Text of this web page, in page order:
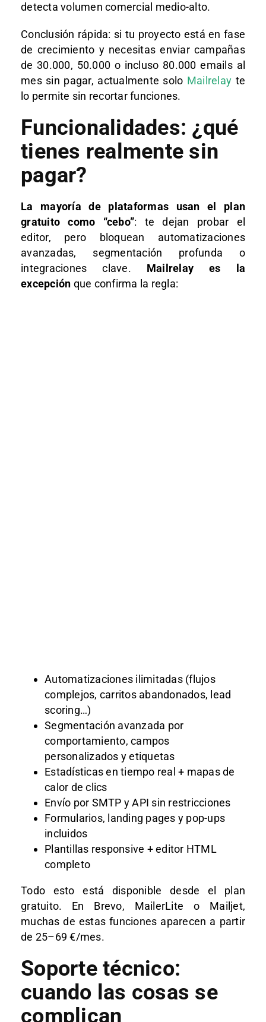
detecta volumen comercial medio-alto.
Conclusión rápida: si tu proyecto está en fase
de crecimiento y necesitas enviar campañas
de 30.000, 50.000 o incluso 80.000 emails al
mes sin pagar, actualmente solo Mailrelay te
lo permite sin recortar funciones.
Funcionalidades: ¿qué
tienes realmente sin
pagar?
La mayoría de plataformas usan el plan
gratuito como “cebo”: te dejan probar el
editor, pero bloquean automatizaciones
avanzadas, segmentación profunda o
integraciones clave. Mailrelay es la
excepción que confirma la regla:
Automatizaciones ilimitadas (flujos
complejos, carritos abandonados, lead
scoring…)
Segmentación avanzada por
comportamiento, campos
personalizados y etiquetas
Estadísticas en tiempo real + mapas de
calor de clics
Envío por SMTP y API sin restricciones
Formularios, landing pages y pop-ups
incluidos
Plantillas responsive + editor HTML
completo
Todo esto está disponible desde el plan
gratuito. En Brevo, MailerLite o Mailjet,
muchas de estas funciones aparecen a partir
de 25–69 €/mes.
Soporte técnico:
cuando las cosas se
complican